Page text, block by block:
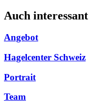
Auch interessant
Angebot
Hagelcenter Schweiz
Portrait
Team